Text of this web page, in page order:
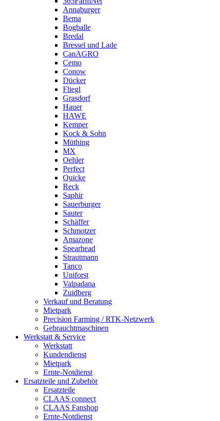
Annaburger
Bema
Bogballe
Bredal
Bressel und Lade
CanAGRO
Cemo
Conow
Dücker
Fliegl
Grasdorf
Hauer
HAWE
Kemper
Kock & Sohn
Müthing
MX
Oehler
Perfect
Quicke
Reck
Saphir
Sauerburger
Sauter
Schäffer
Schmotzer
Amazone
Spearhead
Strautmann
Tanco
Uniforst
Valpadana
Zuidberg
Verkauf und Beratung
Mietpark
Precision Farming / RTK-Netzwerk
Gebrauchtmaschinen
Werkstatt & Service
Werkstatt
Kundendienst
Mietpark
Ernte-Notdienst
Ersatzteile und Zubehör
Ersatzteile
CLAAS connect
CLAAS Fanshop
Ernte-Notdienst